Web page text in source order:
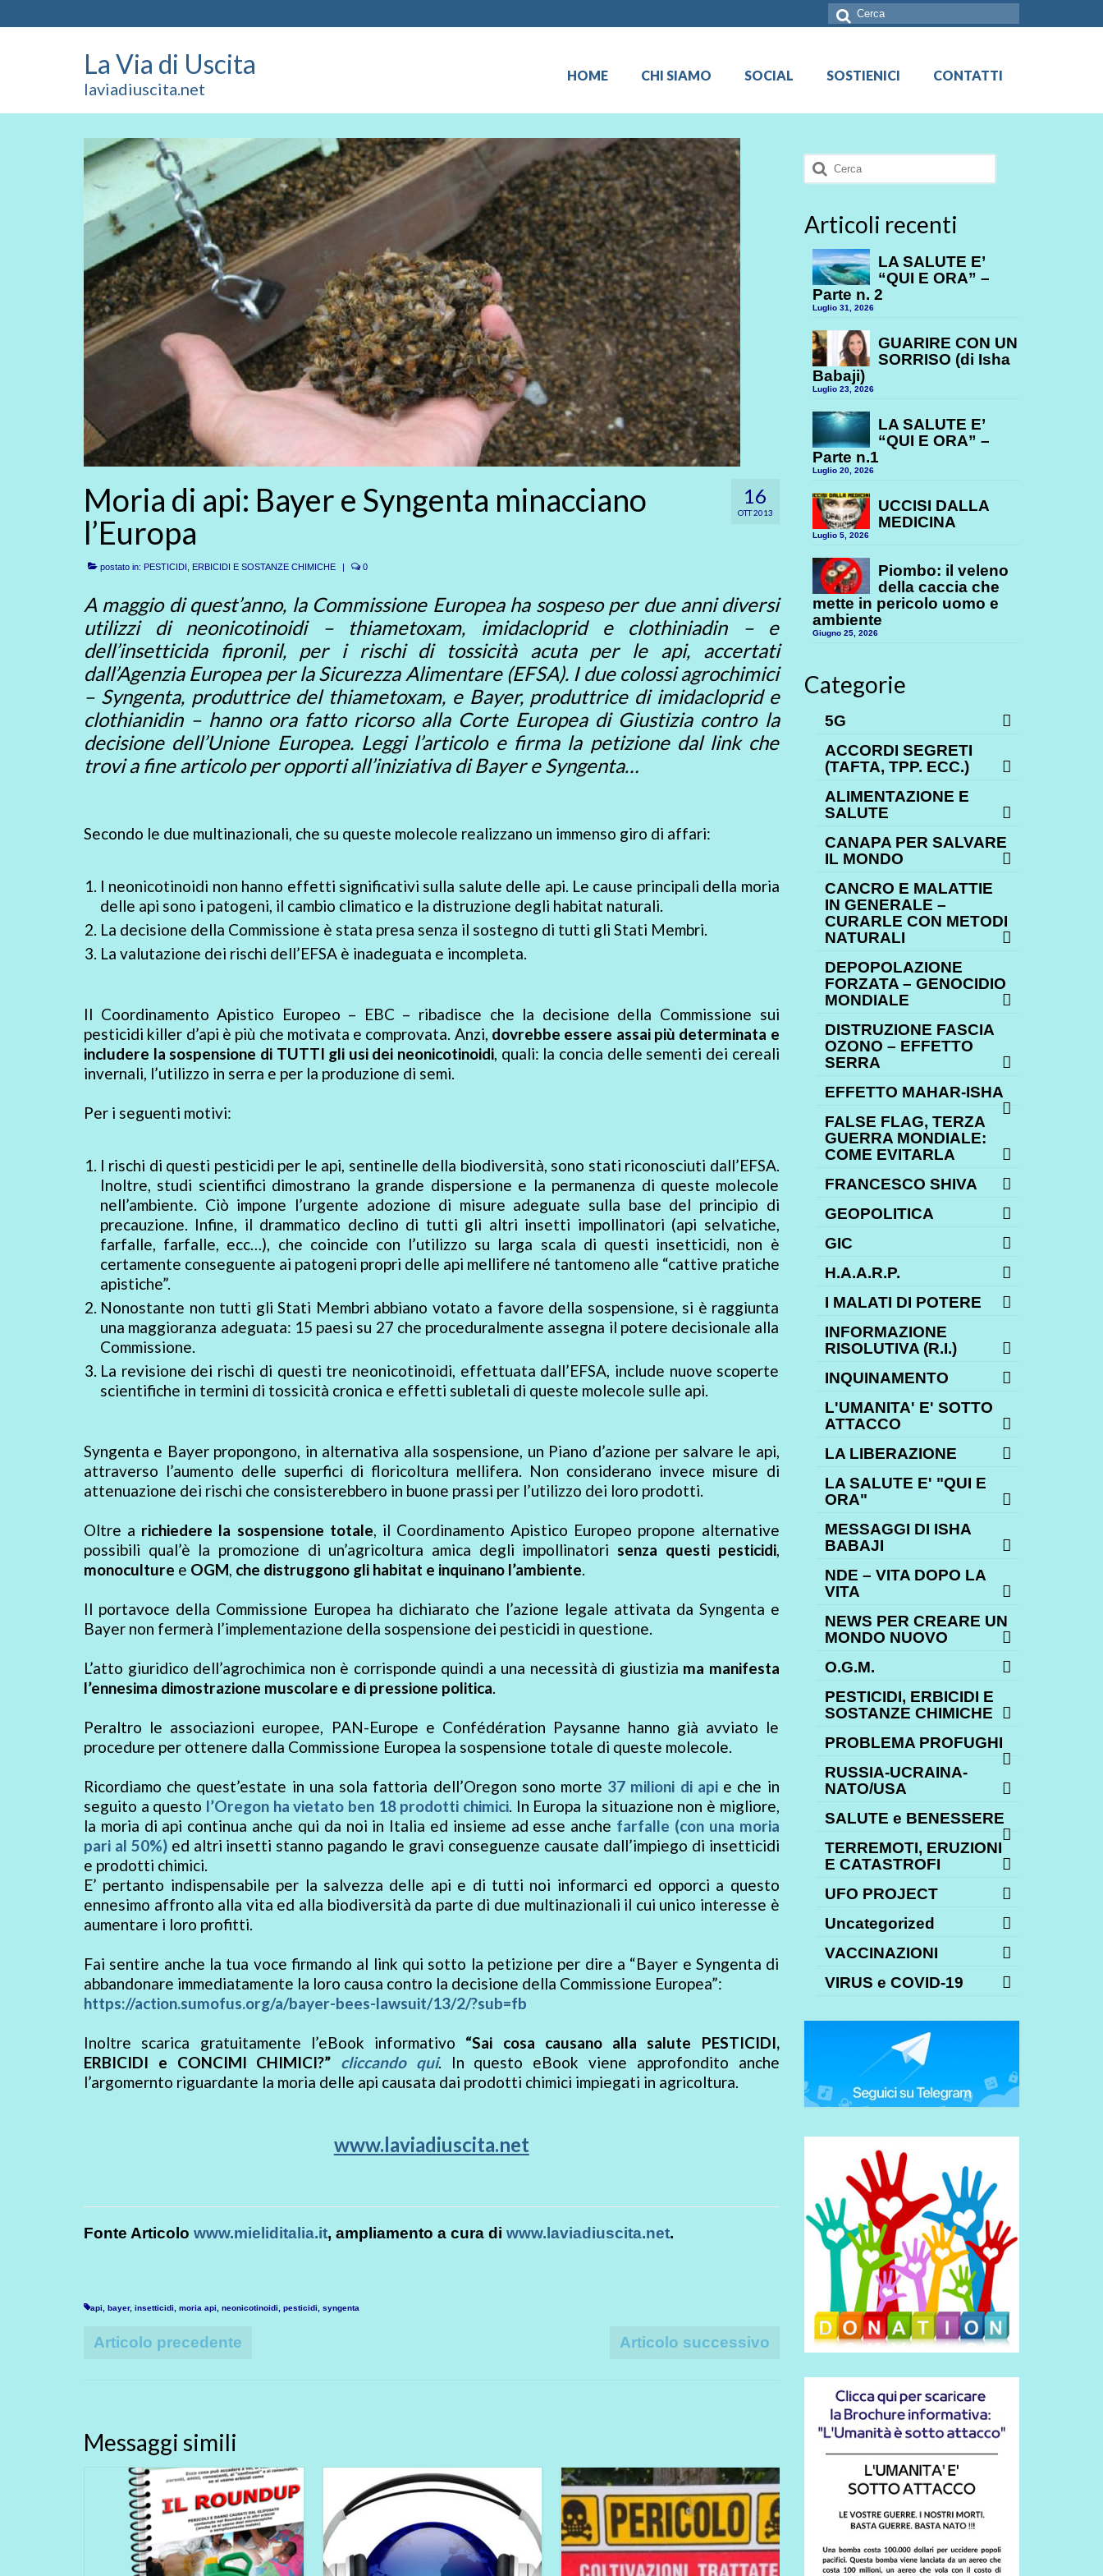
Cerca:
La Via di Uscita
laviadiuscita.net
HOME CHI SIAMO SOCIAL SOSTIENICI CONTATTI
16
OTT 2013
Moria di api: Bayer e Syngenta minacciano
l’Europa
postato in: PESTICIDI, ERBICIDI E SOSTANZE CHIMICHE | 0
A maggio di quest’anno, la Commissione Europea ha sospeso per due anni diversi
utilizzi di neonicotinoidi – thiametoxam, imidacloprid e clothiniadin – e
dell’insetticida fipronil, per i rischi di tossicità acuta per le api, accertati
dall’Agenzia Europea per la Sicurezza Alimentare (EFSA). I due colossi agrochimici
– Syngenta, produttrice del thiametoxam, e Bayer, produttrice di imidacloprid e
clothianidin – hanno ora fatto ricorso alla Corte Europea di Giustizia contro la
decisione dell’Unione Europea. Leggi l’articolo e firma la petizione dal link che
trovi a fine articolo per opporti all’iniziativa di Bayer e Syngenta…
Secondo le due multinazionali, che su queste molecole realizzano un immenso giro di affari:
I neonicotinoidi non hanno effetti significativi sulla salute delle api. Le cause principali della moria
delle api sono i patogeni, il cambio climatico e la distruzione degli habitat naturali.
La decisione della Commissione è stata presa senza il sostegno di tutti gli Stati Membri.
La valutazione dei rischi dell’EFSA è inadeguata e incompleta.
Il Coordinamento Apistico Europeo – EBC – ribadisce che la decisione della Commissione sui
pesticidi killer d’api è più che motivata e comprovata. Anzi, dovrebbe essere assai più determinata e
includere la sospensione di TUTTI gli usi dei neonicotinoidi, quali: la concia delle sementi dei cereali
invernali, l’utilizzo in serra e per la produzione di semi.
Per i seguenti motivi:
I rischi di questi pesticidi per le api, sentinelle della biodiversità, sono stati riconosciuti dall’EFSA.
Inoltre, studi scientifici dimostrano la grande dispersione e la permanenza di queste molecole
nell’ambiente. Ciò impone l’urgente adozione di misure adeguate sulla base del principio di
precauzione. Infine, il drammatico declino di tutti gli altri insetti impollinatori (api selvatiche,
farfalle, farfalle, ecc…), che coincide con l’utilizzo su larga scala di questi insetticidi, non è
certamente conseguente ai patogeni propri delle api mellifere né tantomeno alle “cattive pratiche
apistiche”.
Nonostante non tutti gli Stati Membri abbiano votato a favore della sospensione, si è raggiunta
una maggioranza adeguata: 15 paesi su 27 che proceduralmente assegna il potere decisionale alla
Commissione.
La revisione dei rischi di questi tre neonicotinoidi, effettuata dall’EFSA, include nuove scoperte
scientifiche in termini di tossicità cronica e effetti subletali di queste molecole sulle api.
Syngenta e Bayer propongono, in alternativa alla sospensione, un Piano d’azione per salvare le api,
attraverso l’aumento delle superfici di floricoltura mellifera. Non considerano invece misure di
attenuazione dei rischi che consisterebbero in buone prassi per l’utilizzo dei loro prodotti.
Oltre a richiedere la sospensione totale, il Coordinamento Apistico Europeo propone alternative
possibili qual’è la promozione di un’agricoltura amica degli impollinatorisenza questi pesticidi,
monoculture e OGM, che distruggono gli habitat e inquinano l’ambiente.
Il portavoce della Commissione Europea ha dichiarato che l’azione legale attivata da Syngenta e
Bayer non fermerà l’implementazione della sospensione dei pesticidi in questione.
L’atto giuridico dell’agrochimica non è corrisponde quindi a una necessità di giustizia ma manifesta
l’ennesima dimostrazione muscolare e di pressione politica.
Peraltro le associazioni europee, PAN-Europe e Confédération Paysanne hanno già avviato le
procedure per ottenere dalla Commissione Europea la sospensione totale di queste molecole.
Ricordiamo che quest’estate in una sola fattoria dell’Oregon sono morte 37 milioni di apie che in
seguito a questo l’Oregon ha vietato ben 18 prodotti chimici. In Europa la situazione non è migliore,
la moria di api continua anche qui da noi in Italia ed insieme ad esse anche farfalle (con una moria
pari al 50%)ed altri insetti stanno pagando le gravi conseguenze causate dall’impiego di insetticidi
e prodotti chimici.
E’ pertanto indispensabile per la salvezza delle api e di tutti noi informarci ed opporci a questo
ennesimo affronto alla vita ed alla biodiversità da parte di due multinazionali il cui unico interesse è
aumentare i loro profitti.
Fai sentire anche la tua voce firmando al link qui sotto la petizione per dire a “Bayer e Syngenta di
abbandonare immediatamente la loro causa contro la decisione della Commissione Europea”:
https://action.sumofus.org/a/bayer-bees-lawsuit/13/2/?sub=fb
Inoltre scarica gratuitamente l’eBook informativo “Sai cosa causano alla salute PESTICIDI,
ERBICIDI e CONCIMI CHIMICI?” cliccando qui. In questo eBook viene approfondito anche
l’argomernto riguardante la moria delle api causata dai prodotti chimici impiegati in agricoltura.
www.laviadiuscita.net
Fonte Articolo www.mieliditalia.it, ampliamento a cura di www.laviadiuscita.net.
api bayer, insetticidi moria api neonicotinoidi pesticidi syngenta
Articolo precedente Articolo successivo
Messaggi simili
Cerca:
Articoli recenti
LA SALUTE E’
“QUI E ORA” –
Parte n. 2
Luglio 31, 2026
GUARIRE CON UN
SORRISO (di Isha
Babaji)
Luglio 23, 2026
LA SALUTE E’
“QUI E ORA” –
Parte n.1
Luglio 20, 2026
UCCISI DALLA
MEDICINA
Luglio 5, 2026
Piombo: il veleno
della caccia che
mette in pericolo uomo e
ambiente
Giugno 25, 2026
Categorie
5G
ACCORDI SEGRETI
(TAFTA, TPP. ECC.)
ALIMENTAZIONE E
SALUTE
CANAPA PER SALVARE
IL MONDO
CANCRO E MALATTIE
IN GENERALE –
CURARLE CON METODI
NATURALI
DEPOPOLAZIONE
FORZATA – GENOCIDIO
MONDIALE
DISTRUZIONE FASCIA
OZONO – EFFETTO
SERRA
EFFETTO MAHAR-ISHA
FALSE FLAG, TERZA
GUERRA MONDIALE:
COME EVITARLA
FRANCESCO SHIVA
GEOPOLITICA
GIC
H.A.A.R.P.
I MALATI DI POTERE
INFORMAZIONE
RISOLUTIVA (R.I.)
INQUINAMENTO
L'UMANITA' E' SOTTO
ATTACCO
LA LIBERAZIONE
LA SALUTE E' "QUI E
ORA"
MESSAGGI DI ISHA
BABAJI
NDE – VITA DOPO LA
VITA
NEWS PER CREARE UN
MONDO NUOVO
O.G.M.
PESTICIDI, ERBICIDI E
SOSTANZE CHIMICHE
PROBLEMA PROFUGHI
RUSSIA-UCRAINA-
NATO/USA
SALUTE e BENESSERE
TERREMOTI, ERUZIONI
E CATASTROFI
UFO PROJECT
Uncategorized
VACCINAZIONI
VIRUS e COVID-19